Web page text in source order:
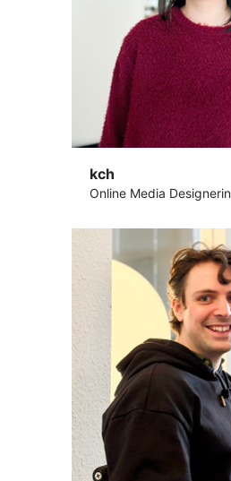
kch
Online Media Designerin